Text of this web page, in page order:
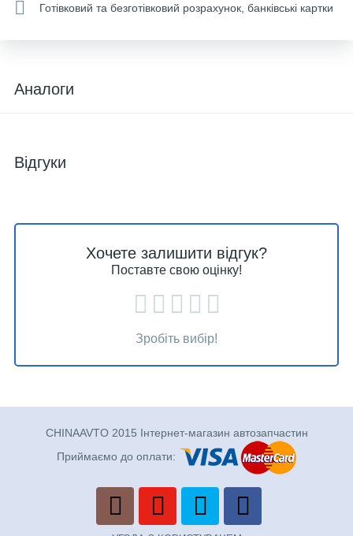
Готівковий та безготівковий розрахунок, банківські картки
Аналоги
Відгуки
Хочете залишити відгук?
Поставте свою оцінку!
Зробіть вибір!
CHINAAVTO 2015 Інтернет-магазин автозапчастин
Приймаємо до оплати: